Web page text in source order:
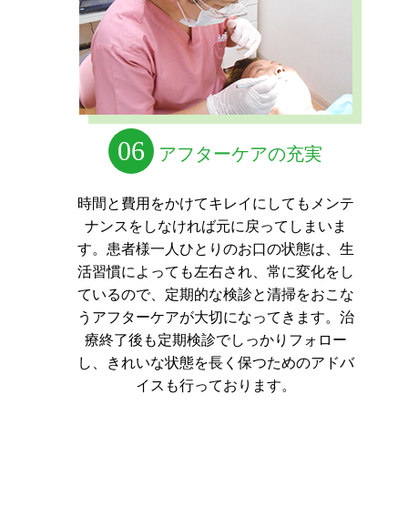
06 アフターケアの充実
時間と費用をかけてキレイにしてもメンテ
ナンスをしなければ元に戻ってしまいま
す。 患者様一人ひとりのお口の状態は、生
活習慣によっても左右され、常に変化をし
ているので、 定期的な検診と清掃をおこな
うアフターケアが大切になってきます。 治
療終了後も定期検診でしっかりフォロー
し、きれいな状態を長く保つためのアドバ
イスも行っております。